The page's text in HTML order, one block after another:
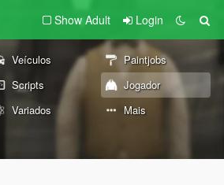
Show Adult Login
Veículos
Paintjobs
Scripts
Jogador
Variados Mais